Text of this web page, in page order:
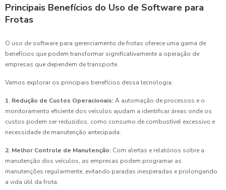
Principais Benefícios do Uso de Software para
Frotas
O uso de software para gerenciamento de frotas oferece uma gama de
benefícios que podem transformar significativamente a operação de
empresas que dependem de transporte.
Vamos explorar os principais benefícios dessa tecnologia:
1. Redução de Custos Operacionais:A automação de processos e o
monitoramento eficiente dos veículos ajudam a identificar áreas onde os
custos podem ser reduzidos, como consumo de combustível excessivo e
necessidade de manutenção antecipada.
2. Melhor Controle de Manutenção: Com alertas e relatórios sobre a
manutenção dos veículos, as empresas podem programar as
manutenções regularmente, evitando paradas inesperadas e prolongando
a vida útil da frota.